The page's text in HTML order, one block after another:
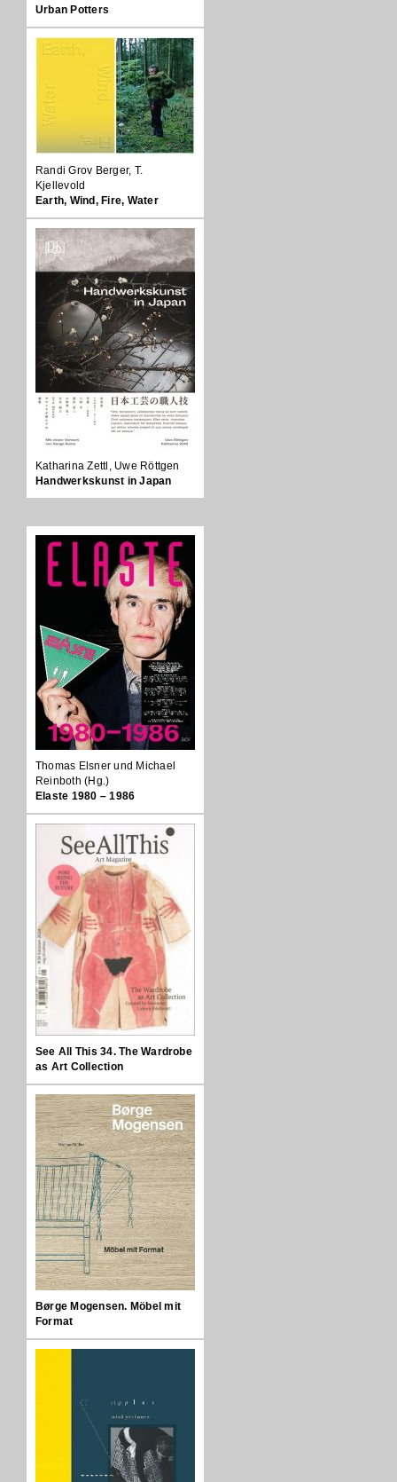
Urban Potters
Randi Grov Berger, T.
Kjellevold
Earth, Wind, Fire, Water
Katharina Zettl, Uwe Röttgen
Handwerkskunst in Japan
Thomas Elsner und Michael
Reinboth (Hg.)
Elaste 1980 – 1986
See All This 34. The Wardrobe
as Art Collection
Børge Mogensen. Möbel mit
Format